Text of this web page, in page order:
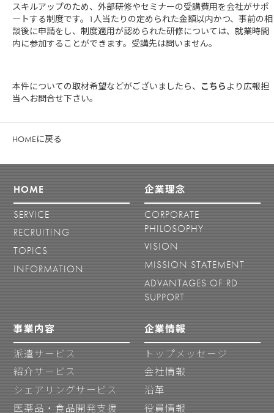
スキルアップのため、外部研修やセミナーの受講費用を会社がサポ
―トする制度です。1人当たりの定められた金額以内かつ、事前の相
談後に申請をし、制度適用が認められた研修については、就業時間
内に参加することができます。受講先は問いません。
本件についての取材希望などがございましたら、 こちら より広報担
当へお問合せ下さい。
HOMEに戻る
HOME
SERVICE
RECRUITING
TOPICS
INFORMATION
企業理念
CORPORATE
PHILOSOPHY
VISION
MISSION STATEMENT
ADVANTAGES OF RD
SUPPORT
事業内容
派遣サービス
紹介サービス
シェアリングサービス
医薬品・食品開発支援
企業情報
トップメッセージ
会社情報
沿革
役員情報